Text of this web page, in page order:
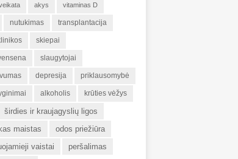
akys vitaminas D
nutukimas transplantacija
skiepai
slaugytojai
depresija priklausomybė
alkoholis krūties vėžys
širdies ir kraujagyslių ligos
maistas
odos priežiūra
vaistai
peršalimas